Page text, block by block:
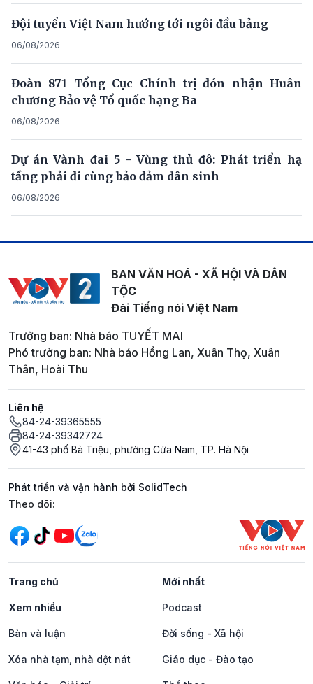
Đội tuyển Việt Nam hướng tới ngôi đầu bảng
06/08/2026
Đoàn 871 Tổng Cục Chính trị đón nhận Huân
chương Bảo vệ Tổ quốc hạng Ba
06/08/2026
Dự án Vành đai 5 - Vùng thủ đô: Phát triển hạ
tầng phải đi cùng bảo đảm dân sinh
06/08/2026
BAN VĂN HOÁ - XÃ HỘI VÀ DÂN
TỘC
Đài Tiếng nói Việt Nam
Trưởng ban: Nhà báo TUYẾT MAI
Phó trưởng ban: Nhà báo Hồng Lan, Xuân Thọ, Xuân
Thân, Hoài Thu
Liên hệ
84-24-39365555
84-24-39342724
41-43 phố Bà Triệu, phường Cửa Nam, TP. Hà Nội
Phát triển và vận hành bởi SolidTech
Mạng xã hội
Theo dõi:
Trang chủ Mới nhất
Xem nhiều Podcast
Bàn và luận Đời sống - Xã hội
Xóa nhà tạm, nhà dột nát Giáo dục - Đào tạo